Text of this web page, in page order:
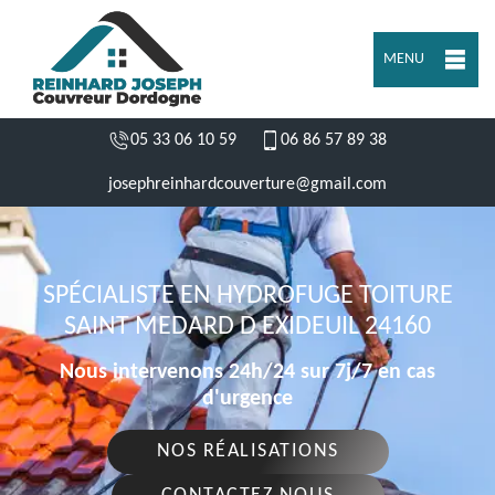
MENU
05 33 06 10 59 06 86 57 89 38
josephreinhardcouverture@gmail.com
SPÉCIALISTE EN HYDROFUGE TOITURE
SAINT MEDARD D EXIDEUIL 24160
Nous intervenons 24h/24 sur 7j/7 en cas
d'urgence
NOS RÉALISATIONS